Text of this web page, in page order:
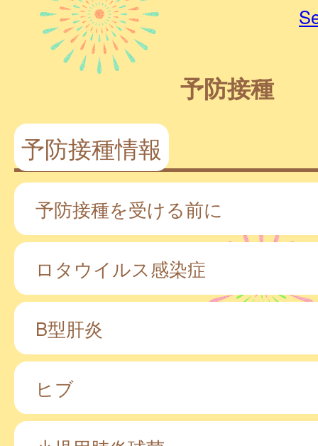
予防接種
予防接種情報
予防接種を受ける前に
ロタウイルス感染症
B型肝炎
ヒブ